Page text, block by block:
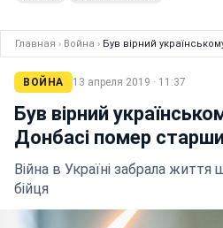
Главная › Война › Був вірний
ВОЙНА 13 апреля 2019 · 11:37
Був вірний
Донбасі помер
Війна в Україні забрала
бійця